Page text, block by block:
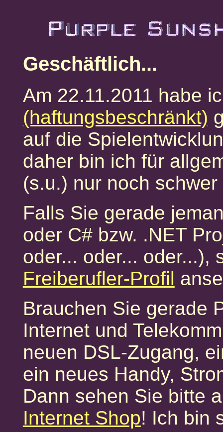
Geschäftlich...
Am 22.11.2011 habe
(haftungsbeschränkt)
auf die
daher bin ich für
(s.u.) nur noch
Falls Sie gerade
oder C# bzw. .NET
oder... oder... oder...),
Freiberufler-Profil
Brauchen Sie gerade
Internet und
neuen DSL-Zugang,
ein neues Handy,
Dann sehen Sie bitte
Internet Shop! Ich bin